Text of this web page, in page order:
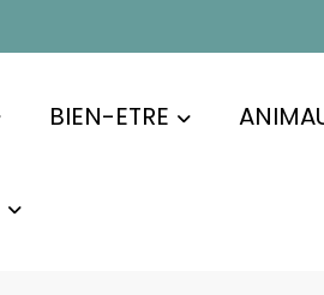
BIEN-ETRE